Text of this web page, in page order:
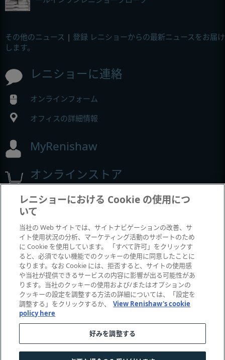
その他のニュース | 登録 レニショーからの最新ニュースをお届け
します。
レニショーに連絡
オンラインフォーム
オフィスの詳細情報
MyRenishaw
オンラインストア
展示会とコンフェレンス
レニショーの出展イベント
© 2001–2026 Renishaw plc.無断転用禁止。
お問い合わせ | | ユーザー補助
レニショーにおける Cookie の使用につ
いて
当社の Web サイトでは、サイトナビゲーションの改善、サ
イト使用状況の分析、マーケティング活動のサポートのため
に Cookie を使用しています。 「すべて許可」をクリックす
ると、必須でない機能でのクッキーの使用に同意したことに
なります。なお Cookie には、拒否すると、サイトの使用感
や当社が提供できるサービスの内容に影響が出る可能性があ
ります。当社のクッキーの使用および/またはオプションの
クッキーの設定を調整する方法の詳細については、「設定を
調整する」をクリックするか、
View Renishaw's cookie
policy here
好みを調整する